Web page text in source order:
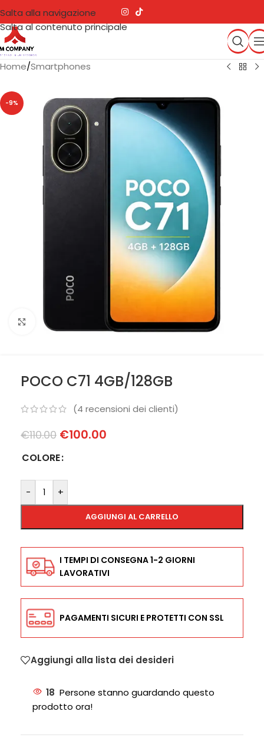
Salta alla navigazione
Salta al contenuto principale
Home/Smartphones
-9%
Clicca per ingrandire
POCO C71 4GB/128GB
(4 recensioni dei clienti)
€110.00 €100.00
COLORE
- +
AGGIUNGI AL CARRELLO
I TEMPI DI CONSEGNA 1-2 GIORNI
LAVORATIVI
PAGAMENTI SICURI E PROTETTI CON SSL
Aggiungi alla lista dei desideri
18 Persone stanno guardando questo
prodotto ora!